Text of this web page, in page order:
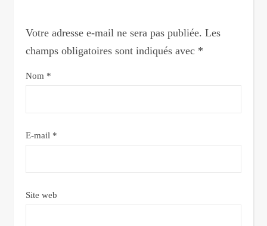
Votre adresse e-mail ne sera pas publiée. Les
champs obligatoires sont indiqués avec *
Nom *
E-mail *
Site web